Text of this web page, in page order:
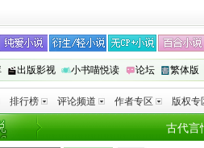
出版影视 小书喵悦读 论坛 繁体版
排行榜 评论频道 作者专区 版权专
古代言